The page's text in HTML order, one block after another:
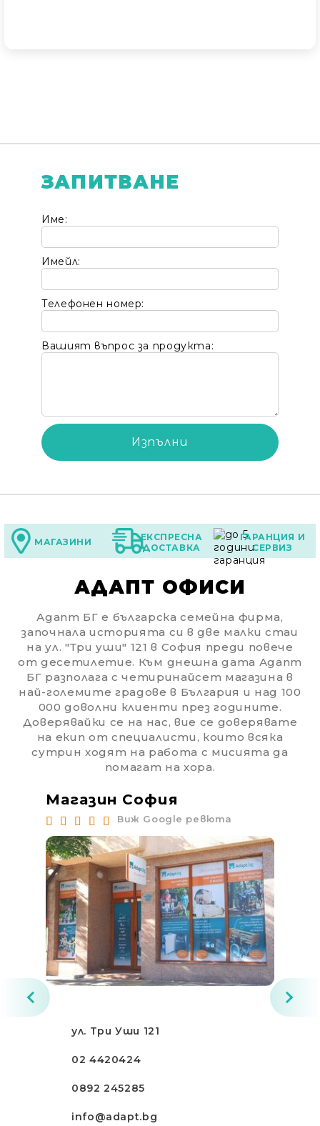
ЗАПИТВАНЕ
Име:
Имейл:
Телефонен номер:
Вашият въпрос за продукта:
МАГАЗИНИ
ЕКСПРЕСНА
ДОСТАВКА
ГАРАНЦИЯ И
СЕРВИЗ
АДАПТ ОФИСИ
Адапт БГ е българска семейна фирма,
започнала историята си в две малки стаи
на ул. "Три уши" 121 в София преди повече
от десетилетие. Към днешна дата Адапт
БГ разполага с четиринайсет магазина в
най-големите градове в България и над 100
000 доволни клиенти през годините.
Доверявайки се на нас, вие се доверявате
на екип от специалисти, които всяка
сутрин ходят на работа с мисията да
помагат на хора.
Магазин София
Виж Google ревюта
ул. Три Уши 121
02 4420424
0892 245285
info@adapt.bg